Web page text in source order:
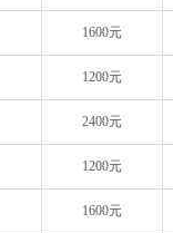
1600元
1200元
2400元
1200元
1600元